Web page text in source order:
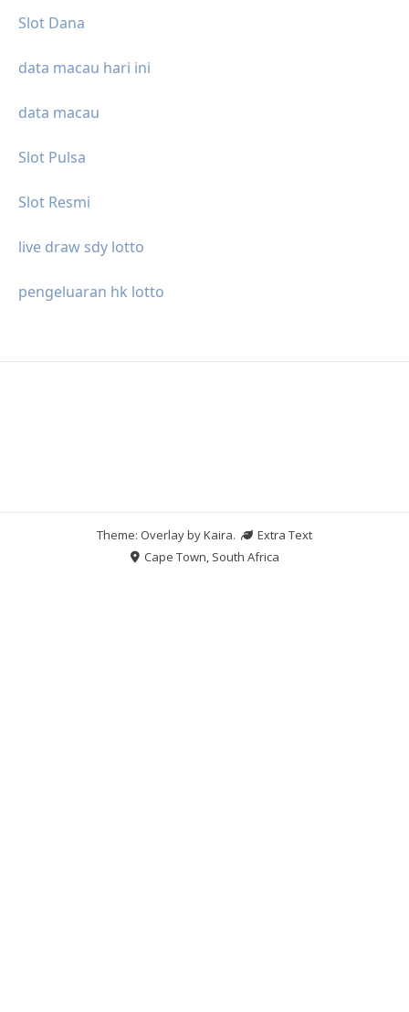
Slot Dana
data macau hari ini
data macau
Slot Pulsa
Slot Resmi
live draw sdy lotto
pengeluaran hk lotto
Theme: Overlay byKaira.
Extra Text
Cape Town, South Africa